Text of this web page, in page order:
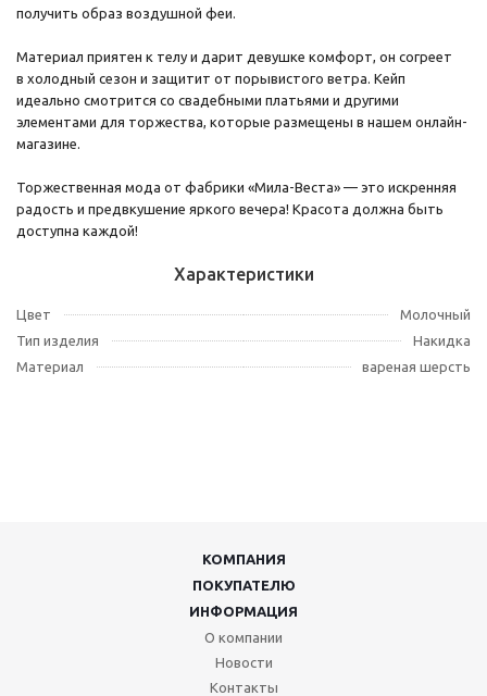
получить образ воздушной феи.
Материал приятен к телу и дарит девушке комфорт, он согреет
в холодный сезон и защитит от порывистого ветра. Кейп
идеально смотрится со свадебными платьями и другими
элементами для торжества, которые размещены в нашем онлайн-
магазине.
Торжественная мода от фабрики «Мила-Веста» — это искренняя
радость и предвкушение яркого вечера! Красота должна быть
доступна каждой!
Характеристики
Цвет
Молочный
Тип изделия
Накидка
Материал
вареная шерсть
КОМПАНИЯ
ПОКУПАТЕЛЮ
ИНФОРМАЦИЯ
О компании
Новости
Контакты